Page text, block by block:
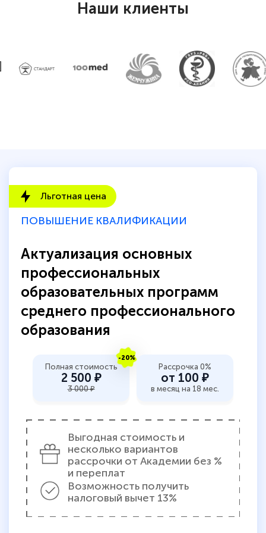
Знаток города 2 уровня
12 марта 2026
Елена Петрикс
Знаток города 5 уровня
Всем добрый день! Я прошла курс
повышени каалификации по
специальности «Тренер-преподаватель
по тяжелой атлетике»! Хочется
подчеркуть, что при обращении
оперативно связались со мной
специалисты, ответили на все
интересующие вопросы и в течении
Светлана К
Знаток города 7 уровня
10 марта 2026
Оставила заявку на обучение онлайн, мне
Наши клиенты
Льготная цена
ПОВЫШЕНИЕ КВАЛИФИКАЦИИ
Актуализация основных
профессиональных
образовательных программ
среднего профессионального
образования
-20%
Полная стоимость
2 500 ₽
3 000 ₽
Рассрочка 0%
от 100 ₽
в месяц на 18 мес.
Выгодная стоимость и
несколько вариантов
рассрочки от Академии без %
и переплат
Возможность получить
налоговый вычет 13%